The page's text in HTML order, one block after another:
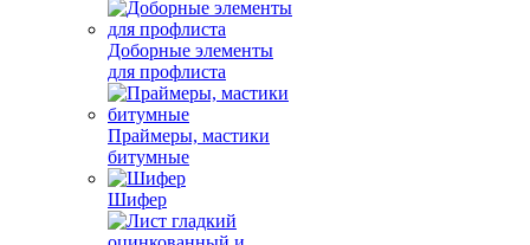
Доборные элементы
для профлиста
Праймеры, мастики
битумные
Шифер